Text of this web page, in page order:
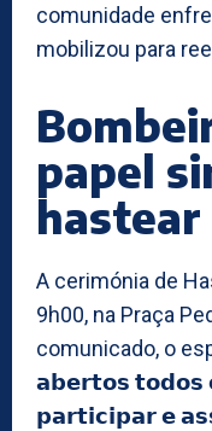
comunidade
mobilizou para
papel
hastear
A cerimónia de
9h00, na Praça
comunicado, o
𝗮𝗯𝗲𝗿𝘁𝗼𝘀
𝗽𝗮𝗿𝘁𝗶𝗰𝗶𝗽𝗮𝗿 𝗲